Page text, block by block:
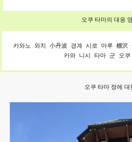
오쿠 타마의 대응
카와노 와치 小丹波 경계 시로 마루 棚沢
카와 니시 타마 군 오쿠
오쿠 타마 정에 대